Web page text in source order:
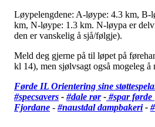
Løypelengdene: A-løype: 4.3 km, B-
km, N-løype: 1.3 km. N-løypa er
den er vanskelig å sjå/følgje).
Meld deg gjerne på til løpet på
kl 14), men sjølvsagt også mogeleg å
Førde IL Orientering sine
#specsavers - #dale rør- #spar førde
Fjordane - #naustdal dampbakeri -